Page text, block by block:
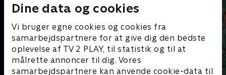
Dine data og cookies
Vi bruger egne cookies og cookies fra
samarbejdspartnere for at give dig den bedste
oplevelse af TV 2 PLAY, til statistik og til at
målrette annoncer til dig. Vores
samarbejdspartnere kan anvende cookie-data til